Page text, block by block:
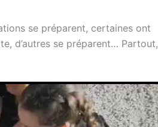
se préparent, certaines ont
d’autres se préparent… Partout,